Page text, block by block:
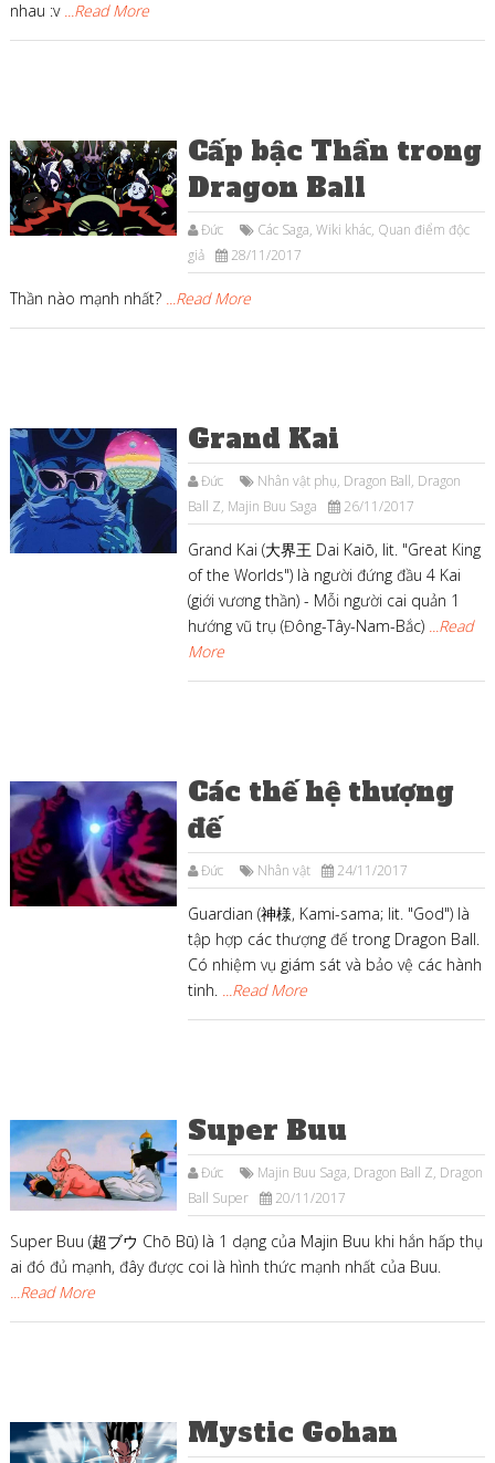
nhau :v ...Read More
Cấp bậc Thần trong
Dragon Ball
Đức Các Saga,Wiki khác, Quan điểm độc
giả
28/11/2017
Thần nào mạnh nhất? ...Read More
Grand Kai
Đức Nhân vật phụ, Dragon Ball, Dragon
Ball Z, Majin Buu Saga 26/11/2017
Grand Kai (大界王 Dai Kaiō, lit. "Great King
of the Worlds") là người đứng đầu 4 Kai
(giới vương thần) - Mỗi người cai quản 1
hướng vũ trụ (Đông-Tây-Nam-Bắc) ...Read
More
Các thế hệ thượng
đế
Đức Nhân vật 24/11/2017
Guardian (神様, Kami-sama; lit. "God") là
tập hợp các thượng đế trong Dragon Ball.
Có nhiệm vụ giám sát và bảo vệ các hành
tinh. ...Read More
Super Buu
Đức Majin Buu Saga, Dragon Ball Z, Dragon
Ball Super
20/11/2017
Super Buu (超ブウ Chō Bū) là 1 dạng của Majin Buu khi hắn hấp thụ
ai đó đủ mạnh, đây được coi là hình thức mạnh nhất của Buu.
...Read More
Mystic Gohan